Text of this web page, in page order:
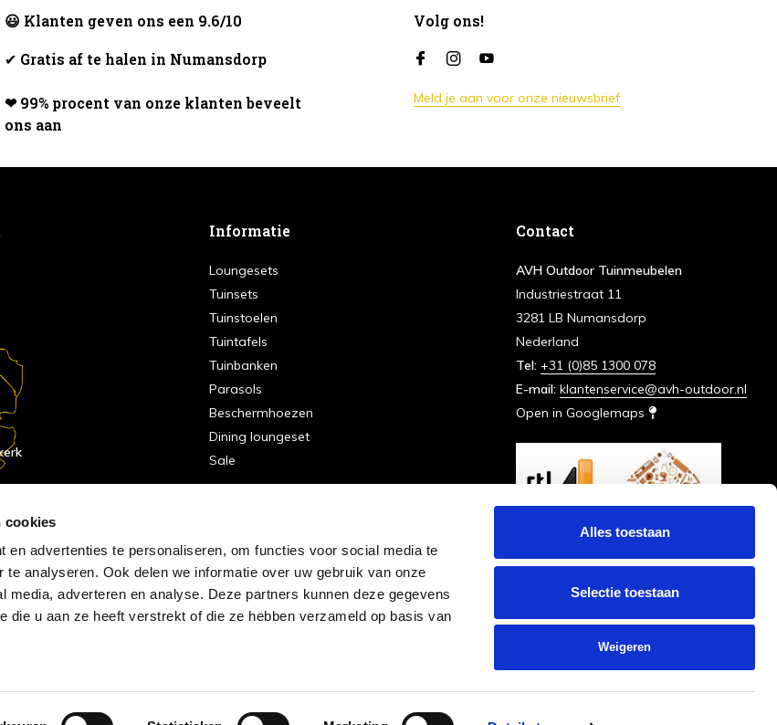
cookies
en advertenties te personaliseren, om functies voor social media te
te analyseren. Ook delen we informatie over uw gebruik van onze
media, adverteren en analyse. Deze partners kunnen deze gegevens
die u aan ze heeft verstrekt of die ze hebben verzameld op basis van
Alles toestaan
Selectie toestaan
Weigeren
😃 Klanten geven ons een 9.6/10
✔ Gratis af te halen in Numansdorp
❤ 99% procent van onze klanten beveelt
ons aan
Volg ons!
Meld je aan voor onze nieuwsbrief
Informatie
Loungesets
Tuinsets
Tuinstoelen
Tuintafels
Tuinbanken
Parasols
Beschermhoezen
Dining loungeset
Sale
Contact
AVH Outdoor Tuinmeubelen
Industriestraat 11
3281 LB Numansdorp
Nederland
Tel: +31 (0)85 1300 078
E-mail: klantenservice@avh-outdoor.nl
Open in Googlemaps